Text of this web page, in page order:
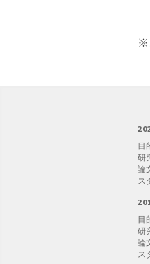
※
目
研
論
ス
目
研
論
ス